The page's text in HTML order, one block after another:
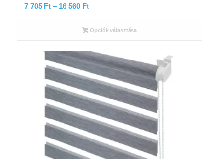
7 705 Ft – 16 560 FtÁrtartomány:
705 Ft
16
560 Ft
Opciók választása